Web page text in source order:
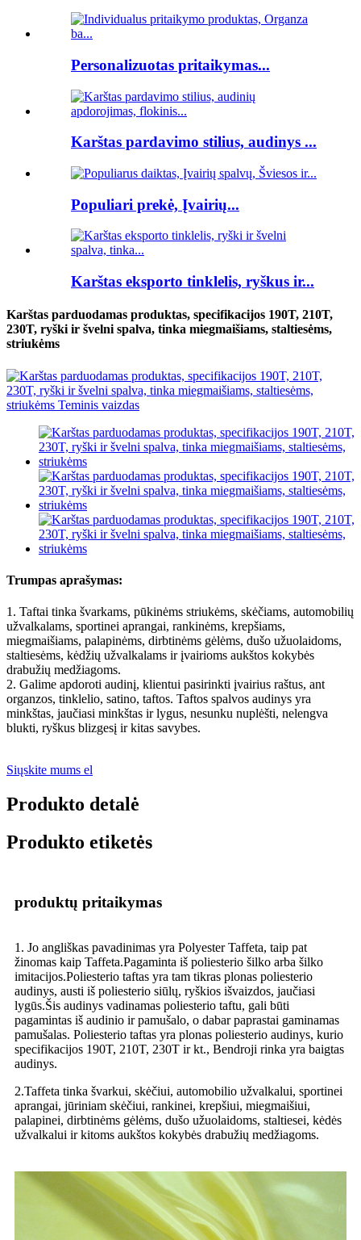
Personalizuotas pritaikymas...
Karštas pardavimo stilius, audinys ...
Populiari prekė, Įvairių...
Karštas eksporto tinklelis, ryškus ir...
Karštas parduodamas produktas, specifikacijos 190T, 210T,
230T, ryški ir švelni spalva, tinka miegmaišiams, staltiesėms,
striukėms
Trumpas aprašymas:
1. Taftai tinka švarkams, pūkinėms striukėms, skėčiams, automobilių
užvalkalams, sportinei aprangai, rankinėms, krepšiams,
miegmaišiams, palapinėms, dirbtinėms gėlėms, dušo užuolaidoms,
staltiesėms, kėdžių užvalkalams ir įvairioms aukštos kokybės
drabužių medžiagoms.
2. Galime apdoroti audinį, klientui pasirinkti įvairius raštus, ant
organzos, tinklelio, satino, taftos. Taftos spalvos audinys yra
minkštas, jaučiasi minkštas ir lygus, nesunku nuplėšti, nelengva
blukti, ryškus blizgesį ir kitas savybes.
Siųskite mums el
Produkto detalė
Produkto etiketės
produktų pritaikymas
1. Jo angliškas pavadinimas yra Polyester Taffeta, taip pat
žinomas kaip Taffeta.Pagaminta iš poliesterio šilko arba šilko
imitacijos.Poliesterio taftas yra tam tikras plonas poliesterio
audinys, austi iš poliesterio siūlų, ryškios išvaizdos, jaučiasi
lygūs.Šis audinys vadinamas poliesterio taftu, gali būti
pagamintas iš audinio ir pamušalo, o dabar paprastai gaminamas
pamušalas. Poliesterio taftas yra plonas poliesterio audinys, kurio
specifikacijos 190T, 210T, 230T ir kt., Bendroji rinka yra baigtas
audinys.
2.Taffeta tinka švarkui, skėčiui, automobilio užvalkalui, sportinei
aprangai, jūriniam skėčiui, rankinei, krepšiui, miegmaišiui,
palapinei, dirbtinėms gėlėms, dušo užuolaidoms, staltiesei, kėdės
užvalkalui ir kitoms aukštos kokybės drabužių medžiagoms.